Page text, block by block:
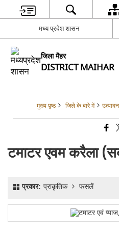
मध्य प्रदेश शासन
जिला मैहर
DISTRICT MAIHAR
मुख्य पृष्ठ जिले के बारे में उत्पादन
टमाटर एवम करैला
प्रकार:प्राकृतिक फसलें